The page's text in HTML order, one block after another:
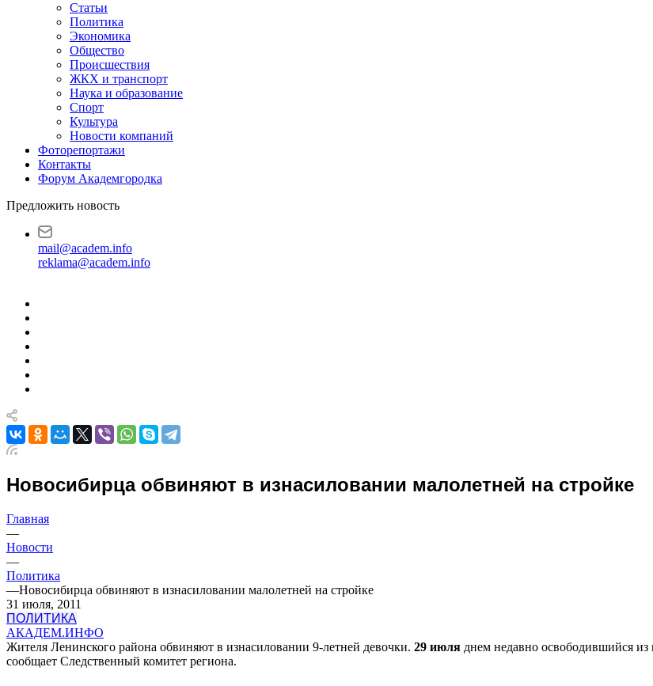
Статьи
Политика
Экономика
Общество
Происшествия
ЖКХ и транспорт
Наука и образование
Спорт
Культура
Новости компаний
Фоторепортажи
Контакты
Форум Академгородка
Предложить новость
mail@academ.info
reklama@academ.info
Новосибирца обвиняют в изнасиловании малолетней на стройке
Главная
—
Новости
—
Политика
—Новосибирца обвиняют в изнасиловании малолетней на стройке
31 июля, 2011
ПОЛИТИКА
АКАДЕМ.ИНФО
Жителя Ленинского района обвиняют в изнасиловании 9-летней девочки. 29 июля днем недавно освободившийся
сообщает Следственный комитет региона.